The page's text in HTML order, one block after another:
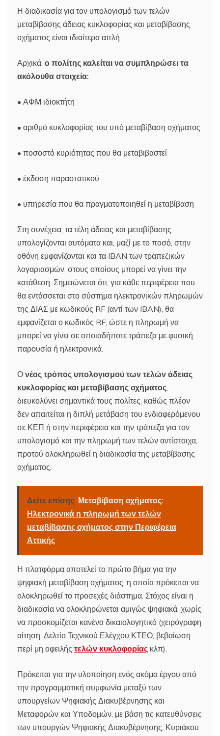
Η διαδικασία για τον υπολογισμό των τελών
μεταβίβασης άδειας κυκλοφορίας και μεταβίβασης
οχήματος είναι ιδιαίτερα απλή.
Αρχικά, ο πολίτης καλείται να συμπληρώσει τα
ακόλουθα στοιχεία:
• ΑΦΜ ιδιοκτήτη
• αριθμό κυκλοφορίας του υπό μεταβίβαση οχήματος
• ποσοστό κυριότητας που θα μεταβιβαστεί
• έκδοση παραστατικού
• υπηρεσία που θα πραγματοποιηθεί η μεταβίβαση
Στη συνέχεια, τα τέλη άδειας και μεταβίβασης
υπολογίζονται αυτόματα και, μαζί με το ποσό, στην
οθόνη εμφανίζονται και τα IBAN των τραπεζικών
λογαριασμών, στους οποίους μπορεί να γίνει την
κατάθεση. Σημειώνεται ότι, για κάθε περιφέρεια που
θα εντάσσεται στο σύστημα ηλεκτρονικών πληρωμών
της ΔΙΑΣ με κωδικούς RF (αντί των IBAN), θα
εμφανίζεται ο κωδικός RF, ώστε η πληρωμή να
μπορεί να γίνει σε οποιαδήποτε τράπεζα με φυσική
παρουσία ή ηλεκτρονικά.
Ο νέος τρόπος υπολογισμού των τελών άδειας
κυκλοφορίας και μεταβίβασης οχήματος
διευκολύνει σημαντικά τους πολίτες, καθώς πλέον
δεν απαιτείται η διπλή μετάβαση του ενδιαφερόμενου
σε ΚΕΠ ή στην περιφέρεια και την τράπεζα για τον
υπολογισμό και την πληρωμή των τελών αντίστοιχα,
προτού ολοκληρωθεί η διαδικασία της μεταβίβασης
οχήματος.
Δείτε επίσης Μεταβίβαση οχήματος:
Ηλεκτρονικά η πληρωμή των τελών
μεταβίβασης οχήματος στην Περιφέρεια
Αττικής
Η πλατφόρμα αποτελεί το πρώτο βήμα για την
ψηφιακή μεταβίβαση οχήματος, η οποία πρόκειται να
ολοκληρωθεί το προσεχές διάστημα. Στόχος είναι η
διαδικασία να ολοκληρώνεται αμιγώς ψηφιακά, χωρίς
να προσκομίζεται κανένα δικαιολογητικό (χειρόγραφη
αίτηση, Δελτίο Τεχνικού Ελέγχου ΚΤΕΟ, βεβαίωση
περί μη οφειλής τελών κυκλοφορίας κλπ).
Πρόκειται για την υλοποίηση ενός ακόμα έργου από
την προγραμματική συμφωνία μεταξύ των
υπουργείων Ψηφιακής Διακυβέρνησης και
Μεταφορών και Υποδομών, με βάση τις κατευθύνσεις
των υπουργών Ψηφιακής Διακυβέρνησης, Κυριάκου